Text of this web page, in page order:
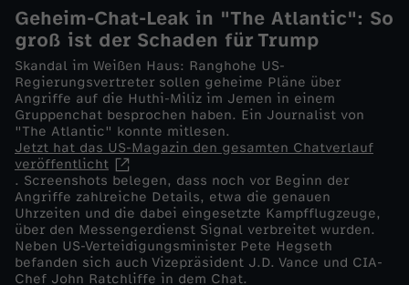
U
S
-
A
n
g
Geheim-Chat-Leak in "The Atlantic": So
groß ist der Schaden für Trump
Skandal im Weißen Haus: Ranghohe US-
Regierungsvertreter sollen geheime Pläne über
Angriffe auf die Huthi-Miliz im Jemen in einem
Gruppenchat besprochen haben. Ein Journalist von
"The Atlantic" konnte mitlesen.
Jetzt hat das US-Magazin den gesamten Chatverlauf
veröffentlicht
. Screenshots belegen, dass noch vor Beginn der
Angriffe zahlreiche Details, etwa die genauen
Uhrzeiten und die dabei eingesetzte Kampfflugzeuge,
über den Messengerdienst Signal verbreitet wurden.
Neben US-Verteidigungsminister Pete Hegseth
befanden sich auch Vizepräsident J.D. Vance und CIA-
Chef John Ratchliffe in dem Chat.